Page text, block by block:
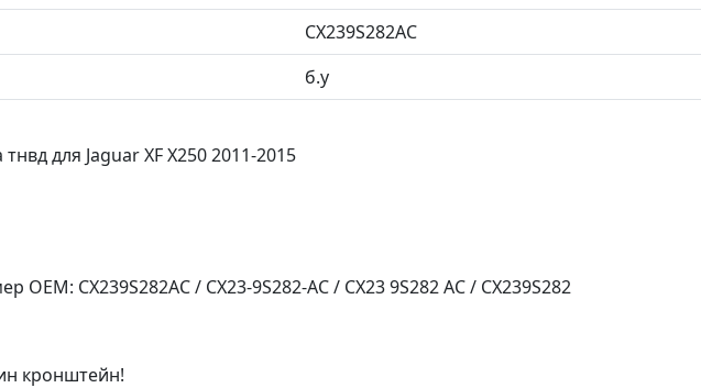
CX239S282AC
б.у
для Jaguar XF X250 2011-2015
CX239S282AC / CX23-9S282-AC / CX23 9S282 AC / CX239S282
кронштейн!